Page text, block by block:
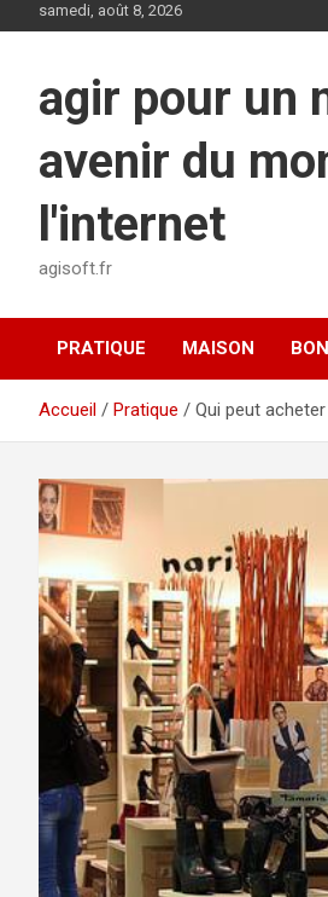
samedi, août 8, 2026
agir pour un
avenir du
l'internet
agisoft.fr
PRATIQUE MAISON
Accueil Pratique Qui peut